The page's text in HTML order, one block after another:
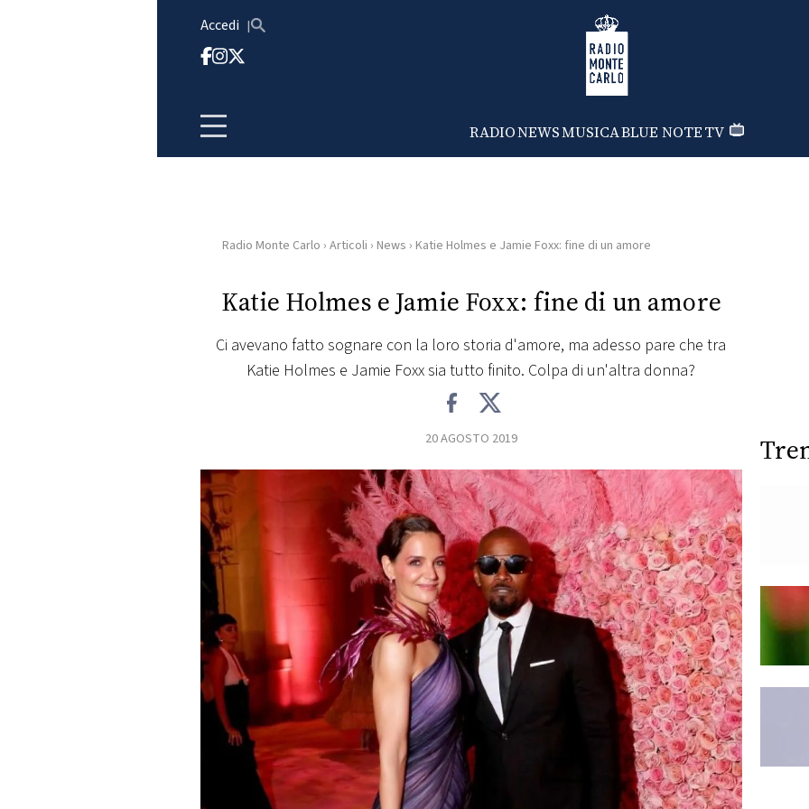
Accedi Radio Monte Carlo
RADIONEWSMUSICABLUE NOTETV
HOME
RADIO
WEB
NEWS
FOTO
CONCORSI
EVENTI
VIDEO
PRINCIPATO
Radio Monte Carlo › Articoli › News › Katie Holmes e Jamie Foxx: fine di un amore
Katie Holmes e Jamie Foxx: fine di un amore
Ci avevano fatto sognare con la loro storia d'amore, ma adesso pare che tra
Katie Holmes e Jamie Foxx sia tutto finito. Colpa di un'altra donna?
20 AGOSTO 2019